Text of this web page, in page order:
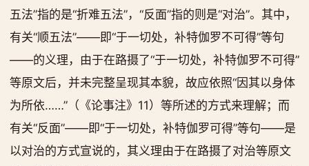
五法”指的是“折难五法”，“反面”指的则是“对治”。其中，
有关“顺五法”——即“于一切处，补特伽罗不可得”等句
——的义理，由于在路摄了“于一切处，补特伽罗不可得”
等原文后，并未完整呈现其本貌，故应依照“因其以身体
为所依……”（《论事注》11）等所述的方式来理解；而
有关“反面”——即“于一切处，补特伽罗可得”等句——是
以对治的方式宣说的，其义理由于在路摄了对治等原文